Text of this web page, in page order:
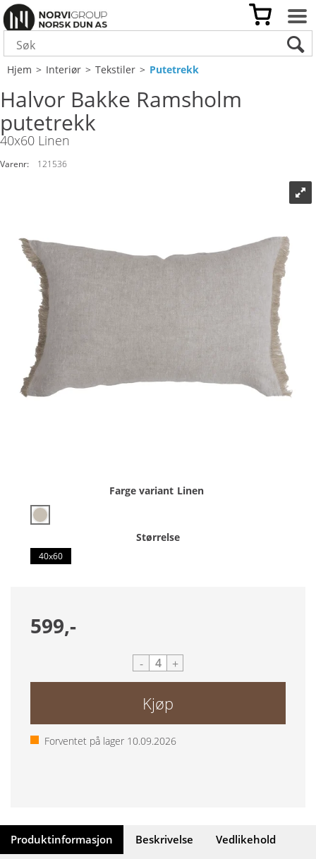
Hjem>Interiør>Tekstiler>Putetrekk
Halvor Bakke Ramsholm
putetrekk
40x60 Linen
Varenr: 121536
Farge variant Linen
Størrelse
40x60
599,-
- +
Kjøp
Forventet på lager 10.09.2026
Produktinformasjon Beskrivelse
Vedlikehold